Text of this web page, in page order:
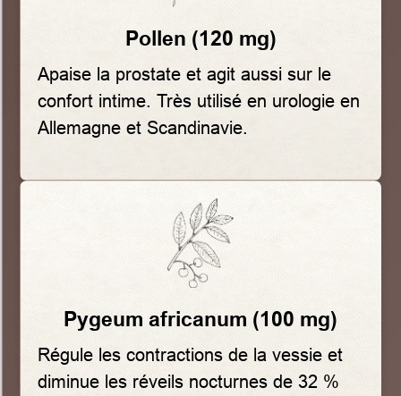
Pollen (120 mg)
Apaise la prostate et agit aussi sur le
confort intime. Très utilisé en urologie en
Allemagne et Scandinavie.
Pygeum africanum (100 mg)
Régule les contractions de la vessie et
diminue les réveils nocturnes de 32 %